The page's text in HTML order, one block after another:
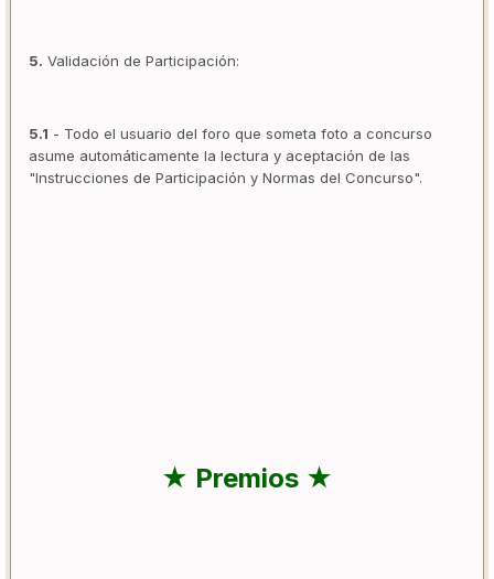
5. Validación de Participación:
5.1 - Todo el usuario del foro que someta foto a concurso
asume automáticamente la lectura y aceptación de las
"Instrucciones de Participación y Normas del Concurso".
★ Premios ★